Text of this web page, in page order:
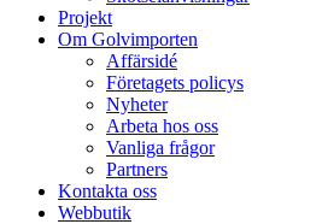
Projekt
Om Golvimporten
Affärsidé
Företagets policys
Nyheter
Arbeta hos oss
Vanliga frågor
Partners
Kontakta oss
Webbutik